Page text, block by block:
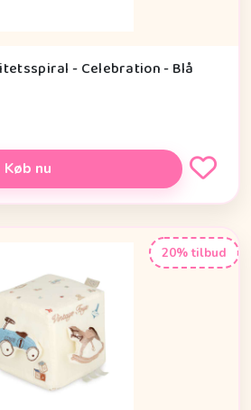
- Celebration - Blå
Køb nu
20% tilbud